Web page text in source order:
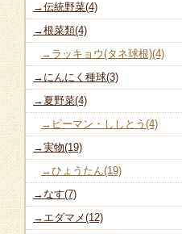
→伝統野菜(4)
→根菜類(4)
→ラッキョウ(タネ球根)(4)
→にんにく種球(3)
→夏野菜(4)
→ピーマン・ししとう(4)
→実物(19)
→ひょうたん(19)
→なす(7)
→エダマメ(12)